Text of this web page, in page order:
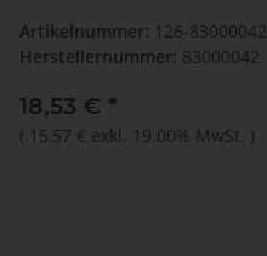
Artikelnummer: 126-83000042
Herstellernummer: 83000042
18,53 € *
( 15,57 € exkl. 19.00% MwSt. )